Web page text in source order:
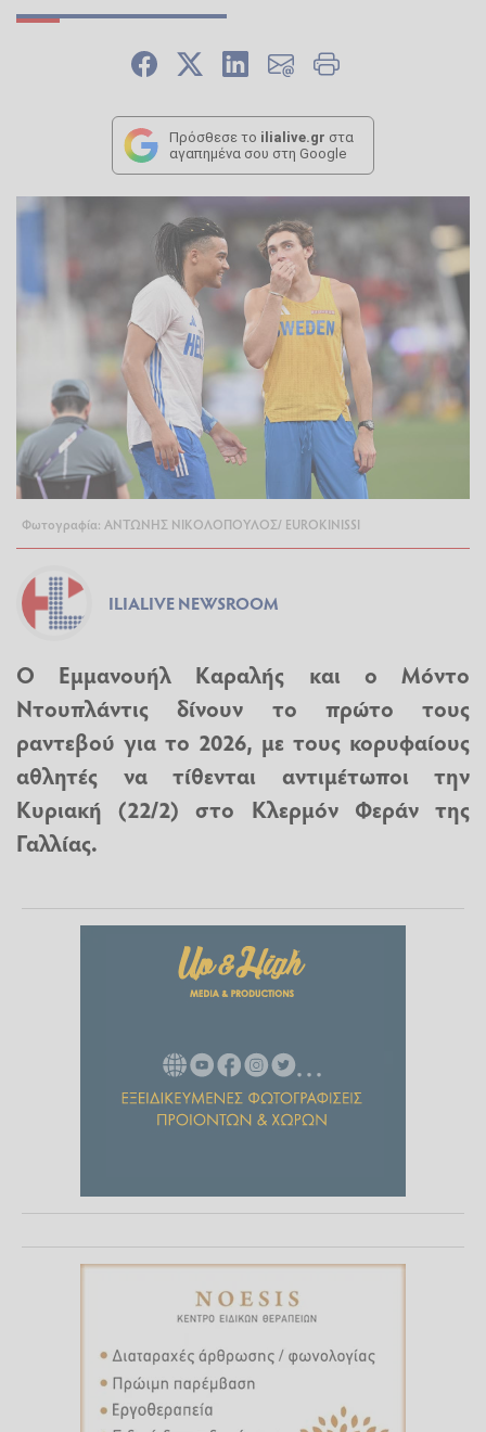
Πρόσθεσε το ilialive.gr στα
αγαπημένα σου στη Google
Φωτογραφία: ΑΝΤΩΝΗΣ ΝΙΚΟΛΟΠΟΥΛΟΣ/ EUROKINISSΙ
ILIALIVE NEWSROOM
Ο Εμμανουήλ Καραλής και ο Μόντο
Ντουπλάντις δίνουν το πρώτο τους
ραντεβού για το 2026, με τους κορυφαίους
αθλητές να τίθενται αντιμέτωποι την
Κυριακή (22/2) στο Κλερμόν Φεράν της
Γαλλίας.